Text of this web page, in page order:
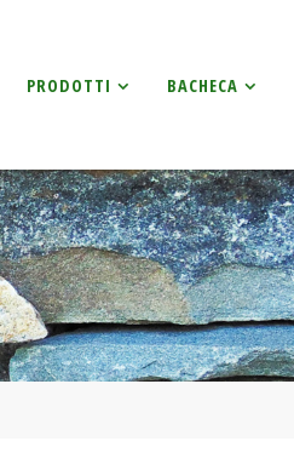
PRODOTTI BACHECA